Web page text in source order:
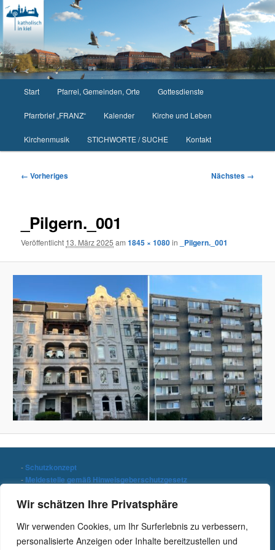
Wir schätzen Ihre Privatsphäre
Wir verwenden Cookies, um Ihr Surferlebnis zu verbessern,
personalisierte Anzeigen oder Inhalte bereitzustellen und
Zum
primären
Inhalt
springen
Start Pfarrei, Gemeinden, Orte Gottesdienste
Pfarrbrief „FRANZ“ Kalender Kirche und Leben
Kirchenmusik STICHWORTE / SUCHE Kontakt
Bilder-
← Vorheriges Nächstes →
_Pilgern._001
Veröffentlicht 13. März 2025 am1845 × 1080in _Pilgern._001
-Schutzkonzept
- Meldestelle gemäß Hinweisgeberschutzgesetz
-Impressum
Stichwort suchen
S